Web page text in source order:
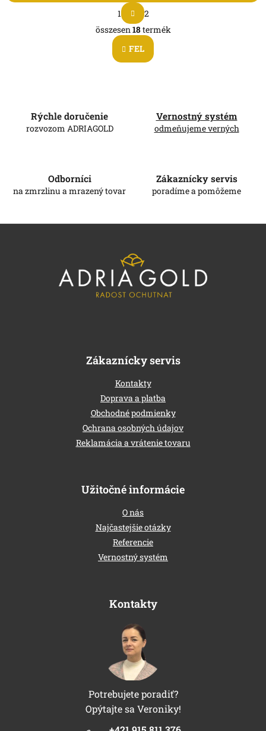
L
i
s
e
L
a
p
o
z
1
2
összesen18termék
FEL
Rýchle doručenie
rozvozom ADRIAGOLD
Vernostný systém
odmeňujeme verných
Odborníci
na zmrzlinu a mrazený tovar
Zákaznícky servis
poradíme a pomôžeme
Zákaznícky servis
Kontakty
Doprava a platba
Obchodné podmienky
Ochrana osobných údajov
Reklamácia a vrátenie tovaru
Užitočné informácie
O nás
Najčastejšie otázky
Referencie
Vernostný systém
Kontakty
Potrebujete poradiť?
Opýtajte sa Veroniky!